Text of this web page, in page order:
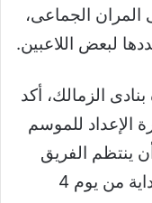
المران الجماعى،
لبعض اللاعبين.
الزمالك، أكد
الإعداد للموسم
ينتظم الفريق
فى معسكر داخلى بمصر الجديدة بداية من يوم 4